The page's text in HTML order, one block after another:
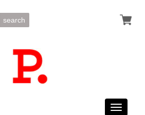
search
Toggle